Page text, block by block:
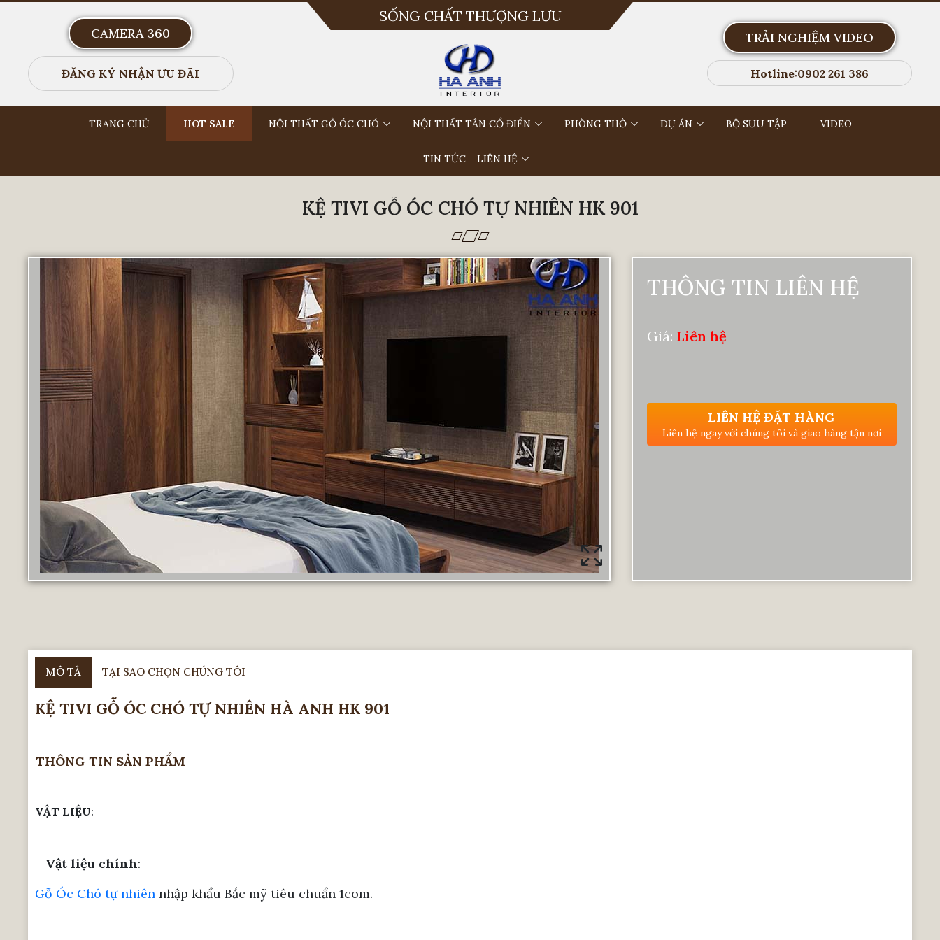
CAMERA 360
ĐĂNG KÝ NHẬN ƯU ĐÃI
SỐNG CHẤT THƯỢNG LƯU
TRẢI NGHIỆM VIDEO
Hotline:0902 261 386
TRANG CHỦ HOT SALE NỘI THẤT GỖ ÓC CHÓ NỘI THẤT TÂN CỔ ĐIỂN PHÒNG THỜ DỰ ÁN BỘ SƯU TẬP VIDEO
TIN TỨC – LIÊN HỆ
KỆ TIVI GỖ ÓC CHÓ TỰ NHIÊN HK 901
THÔNG TIN LIÊN HỆ
Giá: Liên hệ
LIÊN HỆ ĐẶT HÀNG
Liên hệ ngay với chúng tôi và giao hàng tận nơi
MÔ TẢ TẠI SAO CHỌN CHÚNG TÔI
KỆ TIVI GỖ ÓC CHÓ TỰ NHIÊN HÀ ANH HK 901
THÔNG TIN SẢN PHẨM
VẬT LIỆU:
– Vật liệu chính:
Gỗ Óc Chó tự nhiên nhập khẩu Bắc mỹ tiêu chuẩn 1com.